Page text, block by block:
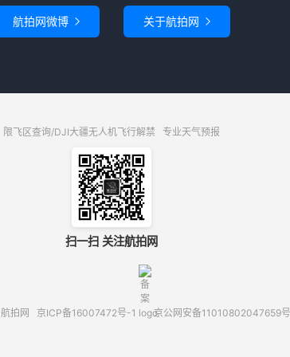
航拍网微博  关于航拍网 
限飞区查询/DJI大疆无人机飞行解禁 专业天气预报
扫一扫 关注航拍网
航拍网 京ICP备16007472号-1 京公网安备11010802047659号